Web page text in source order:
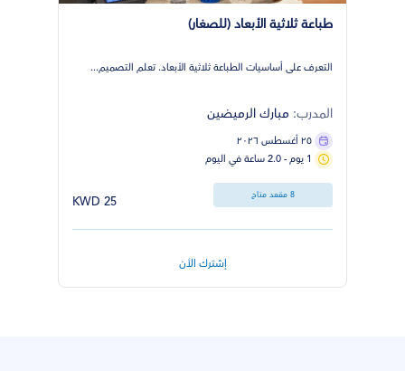
طباعة ثلاثية الأبعاد (للصغار)
التعرف على أساسيات الطباعة ثلاثية الأبعاد. تعلم التصميم...
المدرب: مبارك الرميضين
٢٥ أغسطس ٢٠٢٦
1 يوم - 2.0 ساعة في اليوم
8 مقعد متاح 25 KWD
إشترك الأن